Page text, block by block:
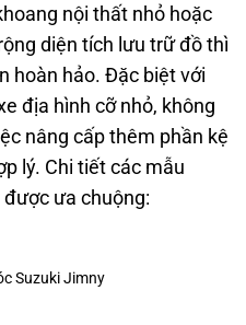
nội thất nhỏ hoặc
diện tích lưu trữ đồ thì
hoàn hảo. Đặc biệt với
địa hình cỡ nhỏ, không
nâng cấp thêm phần kệ
lý. Chi tiết các mẫu
ưa chuộng: